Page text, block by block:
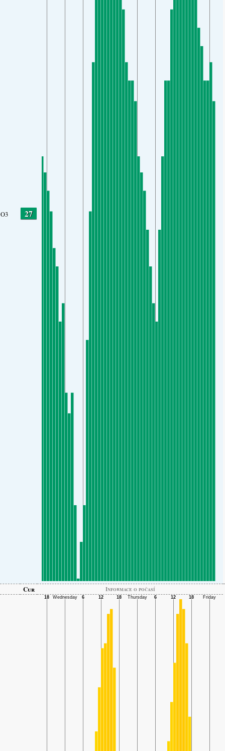
O3 27
Cur Informace o počasí